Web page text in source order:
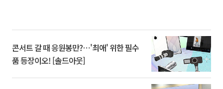
콘서트 갈 때 응원봉만?⋯'최애' 위한 필수
품 등장이오! [솔드아웃]